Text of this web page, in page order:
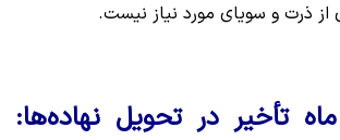
ذرت و سویای مورد نیاز نیست.
تأخیر در تحویل نهاده‌ها: